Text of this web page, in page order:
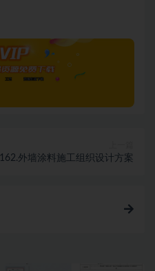
162.外墙涂料施工组织设计方案